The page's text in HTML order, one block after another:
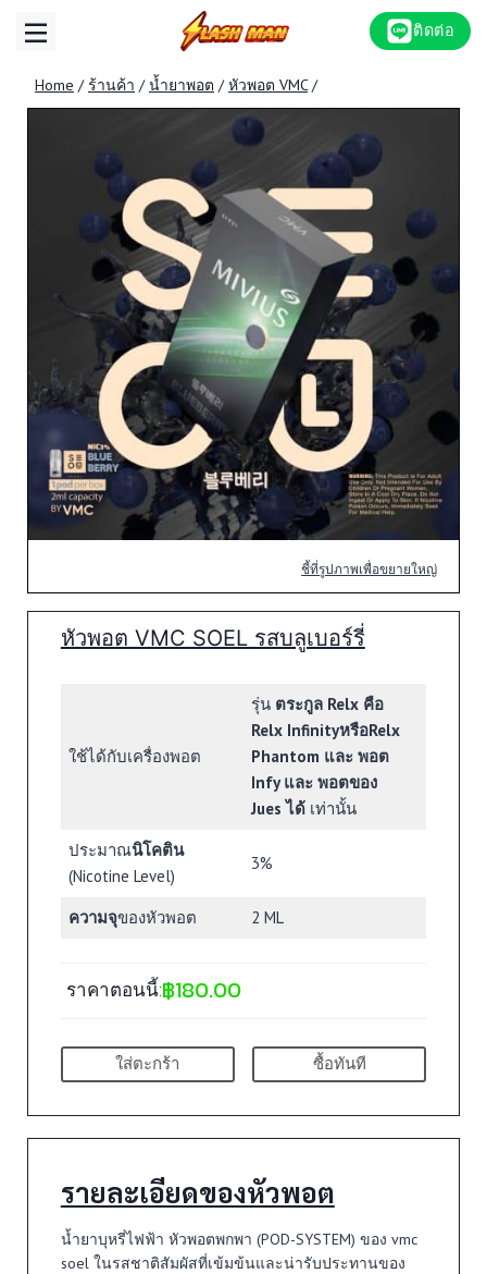
ติดต่อ
Home / ร้านค้า / น้ำยาพอต / หัวพอต VMC /
ชี้ที่รูปภาพเพื่อขยายใหญ่
หัวพอต VMC SOEL รสบลูเบอร์รี่
ใช้ได้กับเครื่องพอต
รุ่น ตระกูล Relx คือ
Relx InfinityหรือRelx
Phantom และ พอต
Infy และ พอตของ
Jues ได้ เท่านั้น
ประมาณนิโคติน
(Nicotine Level)
3%
ความจุของหัวพอต 2 ML
ราคาตอนนี้:฿180.00
ใส่ตะกร้า ซื้อทันที
รายละเอียดของหัวพอต
น้ำยาบุหรี่ไฟฟ้า หัวพอตพกพา (POD-SYSTEM) ของ vmc
soel ในรสชาติสัมผัสที่เข้มข้นและน่ารับประทานของ